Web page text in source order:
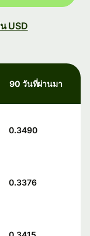
USD
90 วันที่ผ่านมา
0.3490
0.3376